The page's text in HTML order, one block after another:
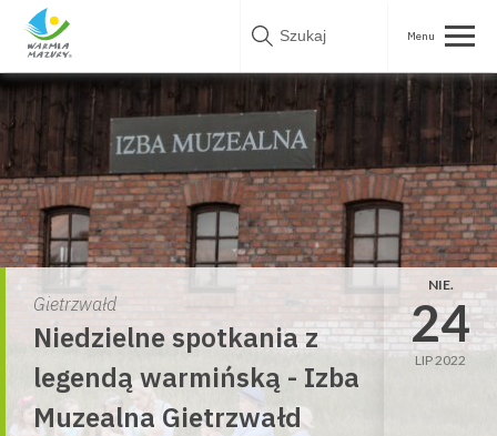
Skip
Gietrzwałd
Niedzielne spotkania z
legendą warmińską - Izba
Muzealna Gietrzwałd
NIE.
24
LIP 2022